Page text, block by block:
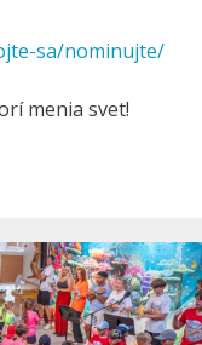
sa/nominujte/
menia svet!